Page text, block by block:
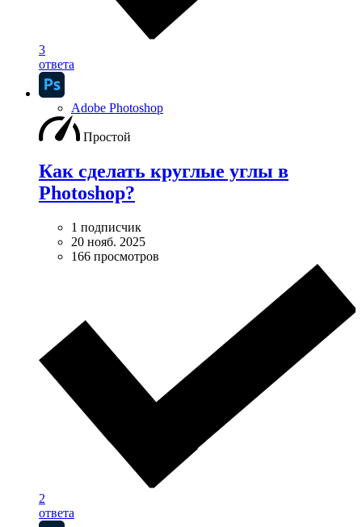
3
ответа
Adobe Photoshop
Простой
Как сделать круглые углы в
Photoshop?
1 подписчик
20 нояб. 2025
166 просмотров
2
ответа